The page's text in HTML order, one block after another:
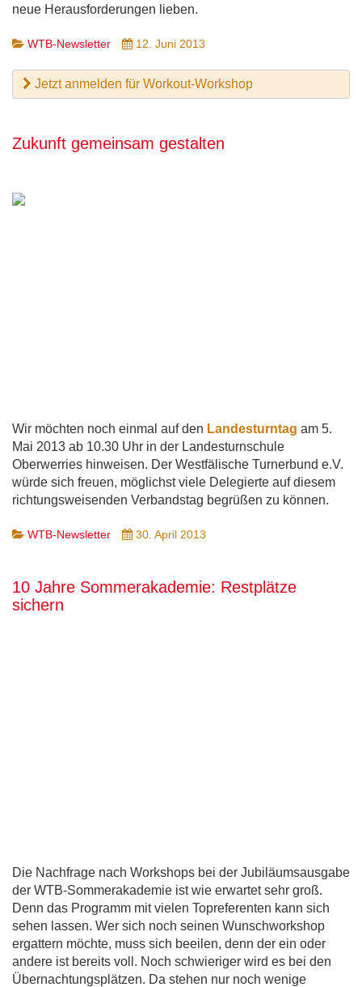
neue Herausforderungen lieben.
WTB-Newsletter 12. Juni 2013
Jetzt anmelden für Workout-Workshop
Zukunft gemeinsam gestalten
Wir möchten noch einmal auf den Landesturntag am 5.
Mai 2013 ab 10.30 Uhr in der Landesturnschule
Oberwerries hinweisen. Der Westfälische Turnerbund e.V.
würde sich freuen, möglichst viele Delegierte auf diesem
richtungsweisenden Verbandstag begrüßen zu können.
WTB-Newsletter 30. April 2013
10 Jahre Sommerakademie: Restplätze
sichern
Die Nachfrage nach Workshops bei der Jubiläumsausgabe
der WTB-Sommerakademie ist wie erwartet sehr groß.
Denn das Programm mit vielen Topreferenten kann sich
sehen lassen. Wer sich noch seinen Wunschworkshop
ergattern möchte, muss sich beeilen, denn der ein oder
andere ist bereits voll. Noch schwieriger wird es bei den
Übernachtungsplätzen. Da stehen nur noch wenige